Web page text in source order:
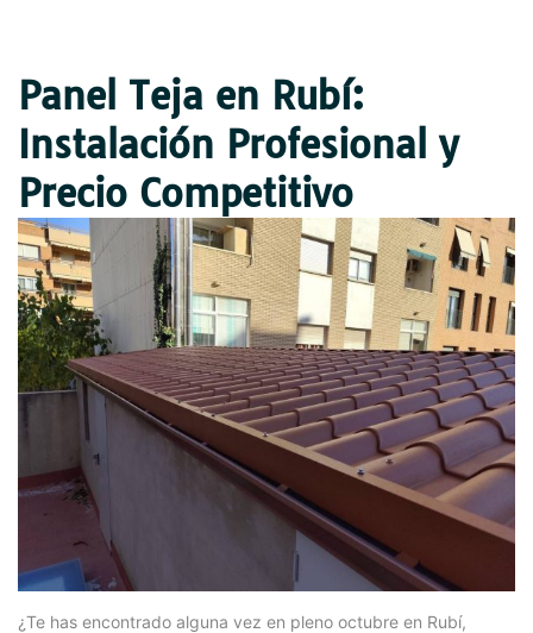
Panel Teja en Rubí:
Instalación Profesional y
Precio Competitivo
¿Te has encontrado alguna vez en pleno octubre en Rubí,